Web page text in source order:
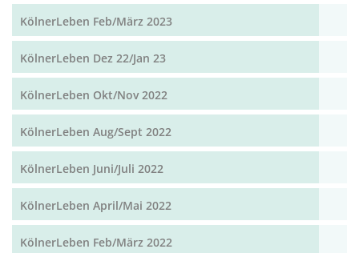
KölnerLeben Feb/März 2023
KölnerLeben Dez 22/Jan 23
KölnerLeben Okt/Nov 2022
KölnerLeben Aug/Sept 2022
KölnerLeben Juni/Juli 2022
KölnerLeben April/Mai 2022
KölnerLeben Feb/März 2022